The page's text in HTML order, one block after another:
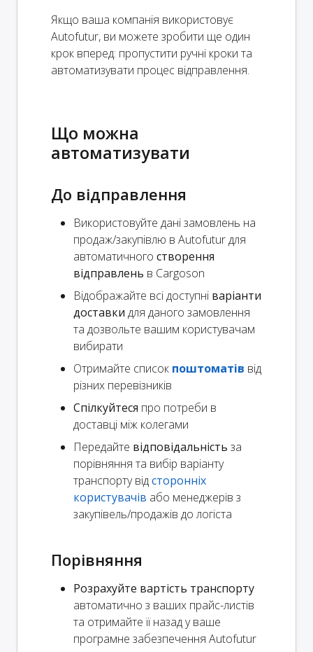
Якщо ваша компанія використовує
Autofutur, ви можете зробити ще один
крок вперед: пропустити ручні кроки та
автоматизувати процес відправлення.
Що можна
автоматизувати
До відправлення
Використовуйте дані замовлень на
продаж/закупівлю в Autofutur для
автоматичного створення
відправлень в Cargoson
Відображайте всі доступні варіанти
доставки для даного замовлення
та дозвольте вашим користувачам
вибирати
Отримайте список поштоматів від
різних перевізників
Спілкуйтеся про потреби в
доставці між колегами
Передайте відповідальність за
порівняння та вибір варіанту
транспорту відсторонніх
користувачів або менеджерів з
закупівель/продажів до логіста
Порівняння
Розрахуйте вартість транспорту
автоматично з ваших прайс-листів
та отримайте її назад у ваше
програмне забезпечення Autofutur